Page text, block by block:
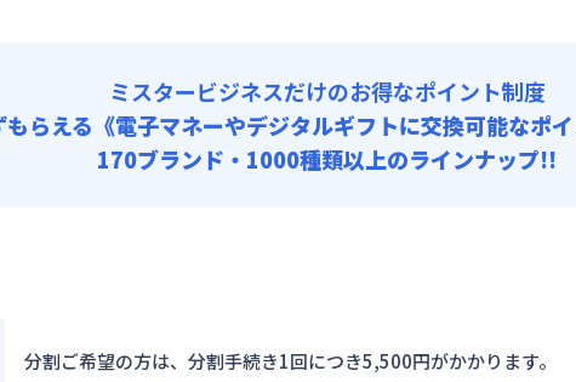
ミスタービジネスだけのお得なポイント制度
らえる 《電子マネーやデジタルギフトに交換可能なポ
170ブランド・1000種類以上のラインナップ!!
分割ご希望の方は、分割手続き1回につき5,500円がかかります。